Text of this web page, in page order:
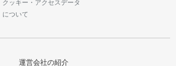
クッキー・アクセスデータ
について
運営会社の紹介